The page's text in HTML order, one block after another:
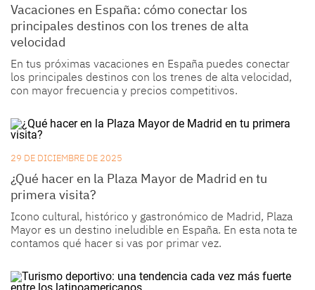
Vacaciones en España: cómo conectar los
principales destinos con los trenes de alta
velocidad
En tus próximas vacaciones en España puedes conectar
los principales destinos con los trenes de alta velocidad,
con mayor frecuencia y precios competitivos.
29 DE DICIEMBRE DE 2025
¿Qué hacer en la Plaza Mayor de Madrid en tu
primera visita?
Icono cultural, histórico y gastronómico de Madrid, Plaza
Mayor es un destino ineludible en España. En esta nota te
contamos qué hacer si vas por primar vez.